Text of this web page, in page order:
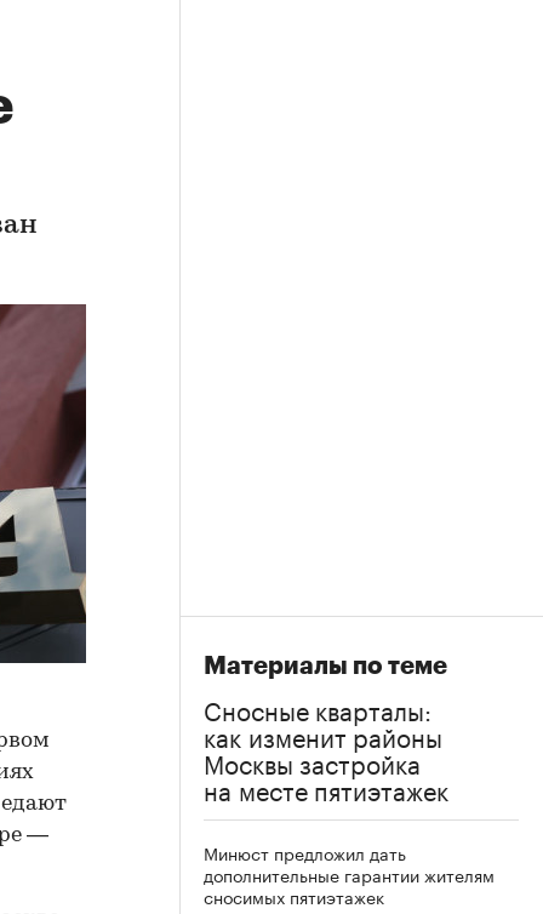
—
Материалы по теме
Сносные кварталы:
как изменит районы
Москвы застройка
на месте пятиэтажек
Минюст предложил дать
дополнительные гарантии жителям
сносимых пятиэтажек